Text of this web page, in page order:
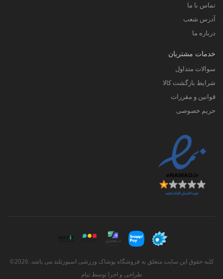
تماس با ما
آدرس شعب
درباره ما
خدمات مشتریان
سوالات متداول
شرایط بازگشت کالا
قوانین و مقررات
حریم خصوصی
کلیه حقوق این سایت متعلق به فروشگاه پوشاک ورزشی اسپورتلند می باشد. 2026©
طراحی و اجرا توسطتیام